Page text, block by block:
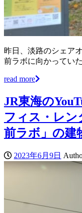
昨日、淡路のシェア
前ラボに向かってい
read more
JR東海の
フィス・レン
前ラボ」の建
2023年6月9日